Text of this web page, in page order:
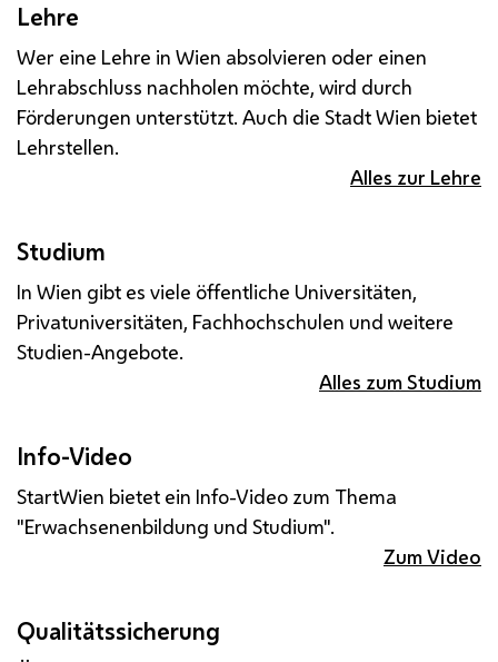
Lehre
Wer eine Lehre in Wien absolvieren oder einen
Lehrabschluss nachholen möchte, wird durch
Förderungen unterstützt. Auch die Stadt Wien bietet
Lehrstellen.
Alles zur Lehre
Studium
In Wien gibt es viele öffentliche Universitäten,
Privatuniversitäten, Fachhochschulen und weitere
Studien-Angebote.
Alles zum Studium
Info-Video
StartWien bietet ein Info-Video zum Thema
"Erwachsenenbildung und Studium".
Zum Video
Qualitätssicherung